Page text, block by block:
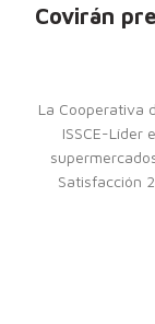
Covirán
La Cooperativa
ISSCE-Líder
Satisfacción